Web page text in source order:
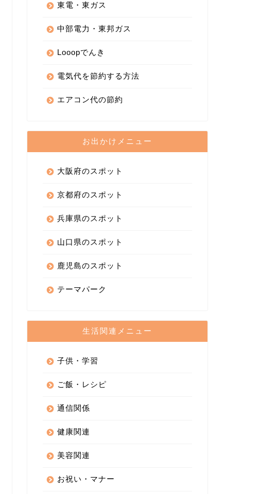
東電・東ガス
中部電力・東邦ガス
Looopでんき
電気代を節約する方法
エアコン代の節約
お出かけメニュー
大阪府のスポット
京都府のスポット
兵庫県のスポット
山口県のスポット
鹿児島のスポット
テーマパーク
生活関連メニュー
子供・学習
ご飯・レシピ
通信関係
健康関連
美容関連
お祝い・マナー